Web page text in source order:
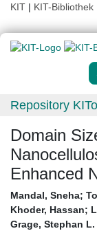
KIT | KIT-Bibliothek
Repository
Domain
Enhanced
Mandal, Sneha;
Khoder, Hassan;
Grage, Stephan L.